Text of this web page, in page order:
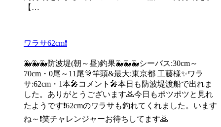
【…
ワラサ62cm❗
🐳🐳🐳防波堤(朝～昼)釣果🐳🐳🐳シーバス:30cm～
70cm・0尾～11尾🎊竿頭&最大:東京都 工藤様✨ワラ
サ:62cm・1本🎤コメント🎤本日も防波堤渡船で出れま
した。ありがとうございます🙇今日もポツポツと見れ
たようです❗62cmのワラサも釣れてくれました。います
ね～❗笑チャレンジャーお待ちしてます🙇